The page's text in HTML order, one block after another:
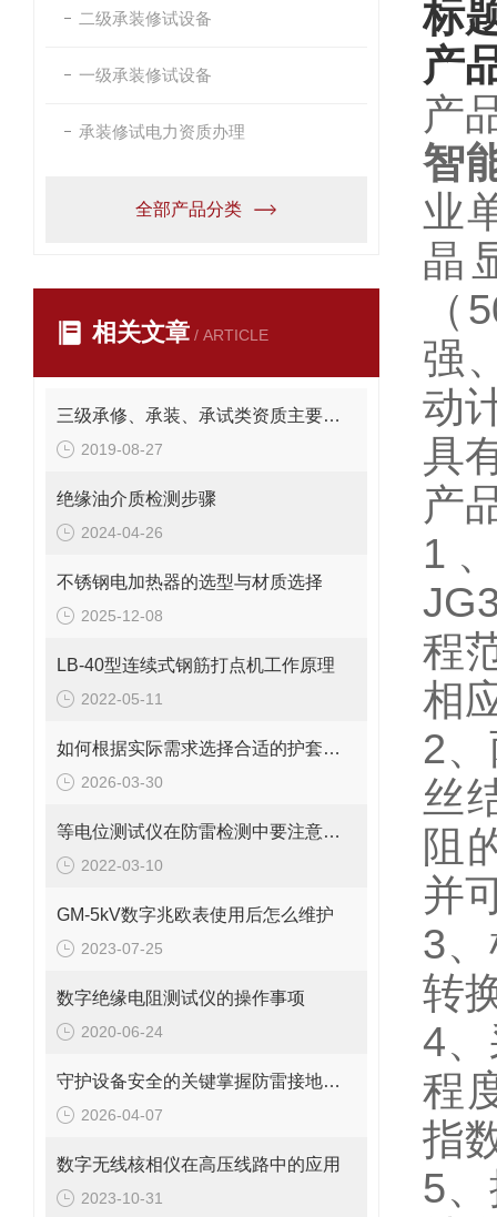
二级承装修试设备
一级承装修试设备
承装修试电力资质办理
全部产品分类
相关文章 / ARTICLE
三级承修、承装、承试类资质主要试验设备配置表
2019-08-27
绝缘油介质检测步骤
2024-04-26
不锈钢电加热器的选型与材质选择
2025-12-08
LB-40型连续式钢筋打点机工作原理
2022-05-11
如何根据实际需求选择合适的护套式电加热器
2026-03-30
等电位测试仪在防雷检测中要注意的事项
2022-03-10
GM-5kV数字兆欧表使用后怎么维护
2023-07-25
数字绝缘电阻测试仪的操作事项
2020-06-24
守护设备安全的关键掌握防雷接地电阻的测量方法
2026-04-07
数字无线核相仪在高压线路中的应用
2023-10-31
标
产
产
智
业
晶
强
动
具
产
1
程
相
2
丝
阻
并
3
转
4
程
指
5